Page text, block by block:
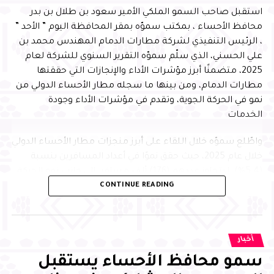
استقبل صاحب السمو الملكي الأمير سعود بن طلال بن بدر
محافظ الأحساء ، بمكتب سموّه بمقر المحافظة اليوم ” الأحد ”
، الرئيس التنفيذي لشركة مطارات الدمام المهندس محمد بن
علي الحسني، الذي سلّم سموّه التقرير السنوي للشركة لعام
2025، متضمنًا أبرز مؤشرات الأداء والإنجازات التي حققتها
مطارات الدمام، ومن بينها ما سجله مطار الأحساء الدولي من
نمو في الحركة الجوية، وتقدم في مؤشرات الأداء وجودة
الخدمات
واطّلع سموّه خلال اللقاء على أبرز منجزات مطار الأحساء الدولي
الجوية بنسبة (7.3%) مقارنة بعام 2024، بما يعكس تنامي
الخدمات والاستدامة والتميز التشغيلي، من أبرزها حصوله على
شهادة اعتماد المستوى الأول لإدارة الانبعاثات الكربونية
CONTINUE READING
أخبار
سمو محافظ الأحساء يستقبل